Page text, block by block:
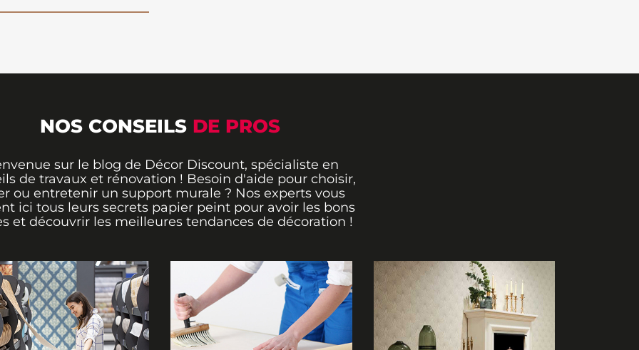
NOS CONSEILS DE PROS
sur le blog de Décor Discount, spécialiste en
de travaux et rénovation ! Besoin d'aide pour choisir,
ou entretenir un support murale ? Nos experts vous
ici tous leurs secrets papier peint pour avoir les bons
et découvrir les meilleures tendances de décoration !